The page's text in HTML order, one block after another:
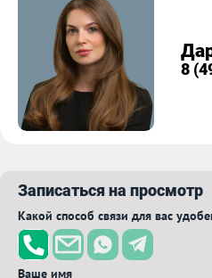
8
Записаться на просмотр
Какой способ связи для вас
Ваше имя